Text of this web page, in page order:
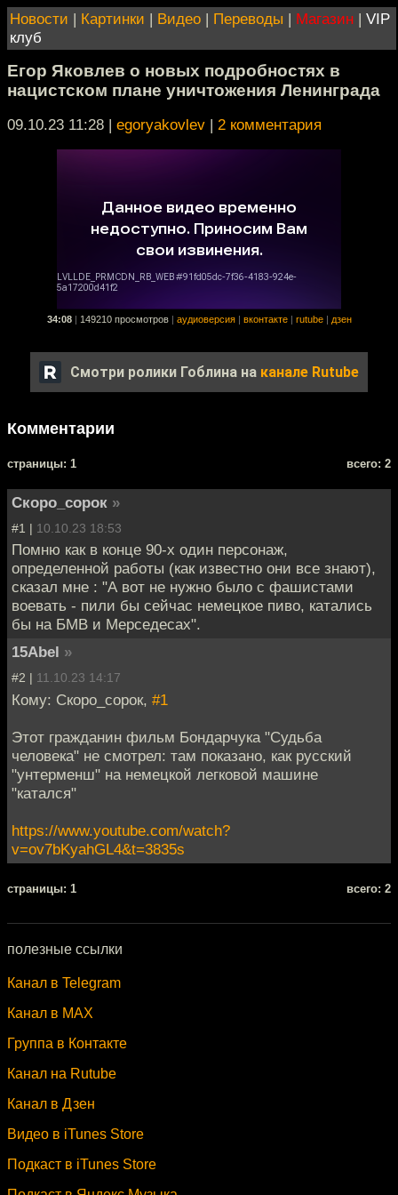
Новости | Картинки | Видео | Переводы | Магазин | VIP
клуб
Егор Яковлев о новых подробностях в
нацистском плане уничтожения Ленинграда
09.10.23 11:28 | egoryakovlev | 2 комментария
34:08 149210 просмотров аудиоверсия вконтакте rutube дзен
Смотри ролики Гоблина на канале Rutube
Комментарии
cтраницы: 1 всего: 2
Скоро_сорок »
#1 | 10.10.23 18:53
Помню как в конце 90-х один персонаж,
определенной работы (как известно они все знают),
сказал мне : "А вот не нужно было с фашистами
воевать - пили бы сейчас немецкое пиво, катались
бы на БМВ и Мерседесах".
15Abel »
#2 | 11.10.23 14:17
Кому: Скоро_сорок, #1
Этот гражданин фильм Бондарчука "Судьба
человека" не смотрел: там показано, как русский
"унтерменш" на немецкой легковой машине
"катался"
https://www.youtube.com/watch?
v=ov7bKyahGL4&t=3835s
cтраницы: 1 всего: 2
полезные ссылки
Канал в Telegram
Канал в MAX
Группа в Контакте
Канал на Rutube
Канал в Дзен
Видео в iTunes Store
Подкаст в iTunes Store